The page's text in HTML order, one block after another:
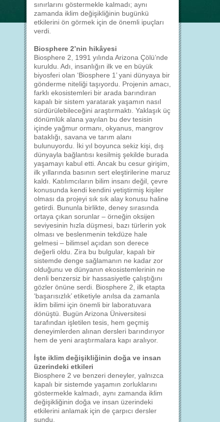
sınırlarını göstermekle kalmadı; aynı
zamanda iklim değişikliğinin bugünkü
etkilerini ön görmek için de önemli ipuçları
verdi.
Biosphere 2’nin hikâyesi
Biosphere 2, 1991 yılında Arizona Çölü’nde
kuruldu. Adı, insanlığın ilk ve en büyük
biyosferi olan ‘Biosphere 1’ yani dünyaya bir
gönderme niteliği taşıyordu. Projenin amacı,
farklı ekosistemleri bir arada barındıran
kapalı bir sistem yaratarak yaşamın nasıl
sürdürülebileceğini araştırmaktı. Yaklaşık üç
dönümlük alana yayılan bu dev tesisin
içinde yağmur ormanı, okyanus, mangrov
bataklığı, savana ve tarım alanı
bulunuyordu. İki yıl boyunca sekiz kişi, dış
dünyayla bağlantısı kesilmiş şekilde burada
yaşamayı kabul etti. Ancak bu cesur girişim,
ilk yıllarında basının sert eleştirilerine maruz
kaldı. Katılımcıların bilim insanı değil, çevre
konusunda kendi kendini yetiştirmiş kişiler
olması da projeyi sık sık alay konusu haline
getirdi. Bununla birlikte, deney sırasında
ortaya çıkan sorunlar – örneğin oksijen
seviyesinin hızla düşmesi, bazı türlerin yok
olması ve beslenmenin tekdüze hale
gelmesi – bilimsel açıdan son derece
değerli oldu. Zira bu bulgular, kapalı bir
sistemde denge sağlamanın ne kadar zor
olduğunu ve dünyanın ekosistemlerinin ne
denli benzersiz bir hassasiyetle çalıştığını
gözler önüne serdi. Biosphere 2, ilk etapta
‘başarısızlık’ etiketiyle anılsa da zamanla
iklim bilimi için önemli bir laboratuvara
dönüştü. Bugün Arizona Üniversitesi
tarafından işletilen tesis, hem geçmiş
deneyimlerden alınan dersleri barındırıyor
hem de yeni araştırmalara kapı aralıyor.
İşte iklim değişikliğinin doğa ve insan
üzerindeki etkileri
Biosphere 2 ve benzeri deneyler, yalnızca
kapalı bir sistemde yaşamın zorluklarını
göstermekle kalmadı, aynı zamanda iklim
değişikliğinin doğa ve insan üzerindeki
etkilerini anlamak için de çarpıcı dersler
sundu.